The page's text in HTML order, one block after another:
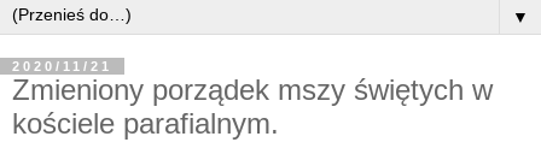
▼
2020/11/21
Zmieniony porządek mszy świętych w
kościele parafialnym.